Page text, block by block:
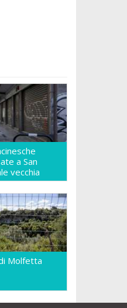
a San
vecchia
Molfetta